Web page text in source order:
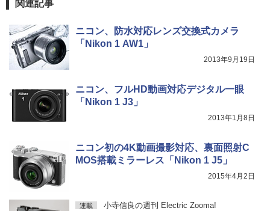
関連記事
ニコン、防水対応レンズ交換式カメラ
「Nikon 1 AW1」
2013年9月19日
ニコン、フルHD動画対応デジタル一眼
「Nikon 1 J3」
2013年1月8日
ニコン初の4K動画撮影対応、裏面照射C
MOS搭載ミラーレス「Nikon 1 J5」
2015年4月2日
連載 小寺信良の週刊 Electric Zooma!